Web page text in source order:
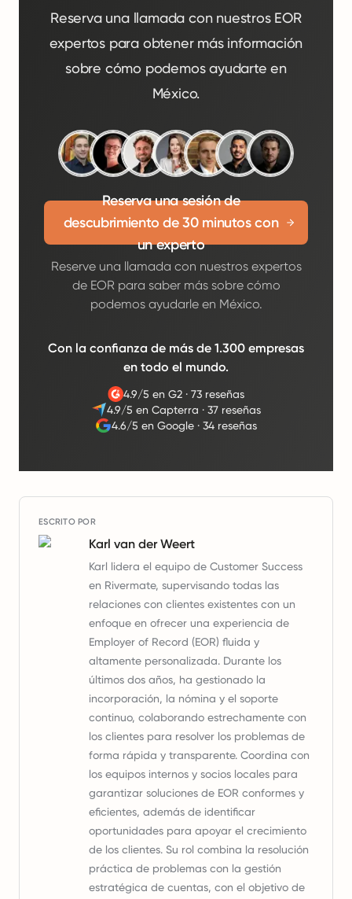
Reserva una llamada con nuestros EOR
expertos para obtener más información
sobre cómo podemos ayudarte en
México.
Reserva una sesión de
descubrimiento de 30 minutos con
un experto
Reserve una llamada con nuestros expertos
de EOR para saber más sobre cómo
podemos ayudarle en México.
Con la confianza de más de 1.300 empresas
en todo el mundo.
4.9/5 en G2 ·73 reseñas
4.9/5 en Capterra ·37 reseñas
4.6/5 en Google· 34 reseñas
ESCRITO POR
Karl van der Weert
Karl lidera el equipo de Customer Success
en Rivermate, supervisando todas las
relaciones con clientes existentes con un
enfoque en ofrecer una experiencia de
Employer of Record (EOR) fluida y
altamente personalizada. Durante los
últimos dos años, ha gestionado la
incorporación, la nómina y el soporte
continuo, colaborando estrechamente con
los clientes para resolver los problemas de
forma rápida y transparente. Coordina con
los equipos internos y socios locales para
garantizar soluciones de EOR conformes y
eficientes, además de identificar
oportunidades para apoyar el crecimiento
de los clientes. Su rol combina la resolución
práctica de problemas con la gestión
estratégica de cuentas, con el objetivo de